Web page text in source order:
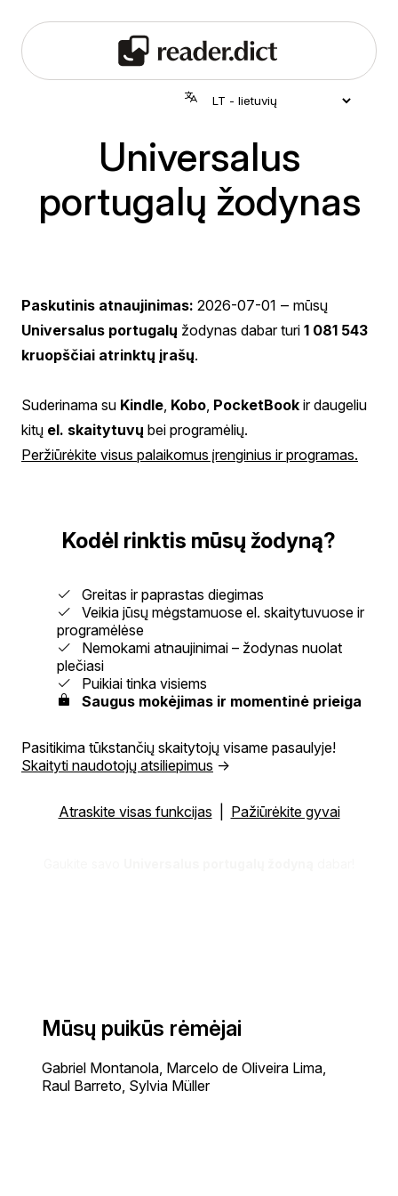
Universalus
portugalų žodynas
Paskutinis atnaujinimas: 2026-07-01 ‒ mūsų
Universalus portugalų žodynas dabar turi 1 081 543
kruopščiai atrinktų įrašų.
Suderinama su Kindle Kobo PocketBook ir daugeliu
kitų el. skaitytuvų bei programėlių.
Peržiūrėkite visus palaikomus įrenginius ir programas.
Kodėl rinktis mūsų žodyną?
Greitas ir paprastas diegimas
Veikia jūsų mėgstamuose el. skaitytuvuose ir
programėlėse
Nemokami atnaujinimai – žodynas nuolat
plečiasi
Puikiai tinka visiems
Saugus mokėjimas ir momentinė prieiga
Pasitikima tūkstančių skaitytojų visame pasaulyje!
Skaityti naudotojų atsiliepimus →
Atraskite visas funkcijas Pažiūrėkite gyvai
Mūsų puikūs rėmėjai
Gabriel Montanola, Marcelo de Oliveira Lima,
Raul Barreto, Sylvia Müller